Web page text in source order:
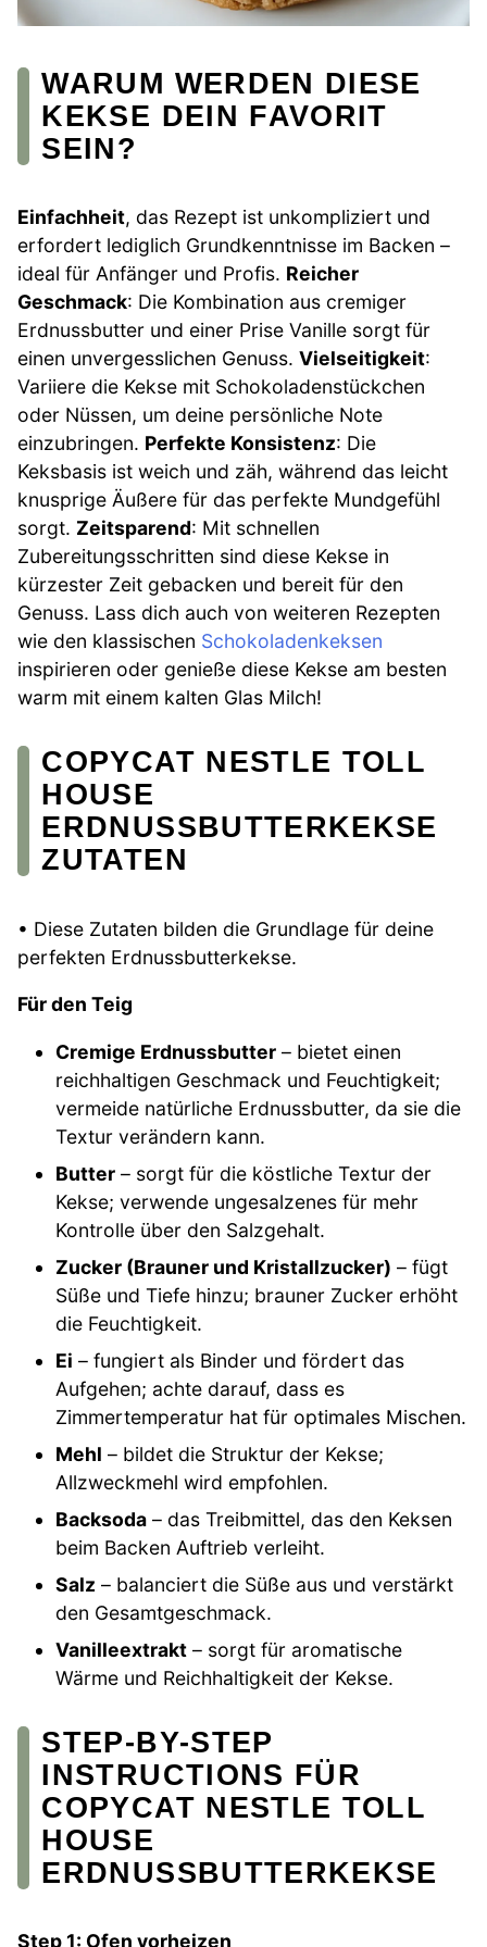
WARUM WERDEN DIESE
KEKSE DEIN FAVORIT
SEIN?
Einfachheit, das Rezept ist unkompliziert und
erfordert lediglich Grundkenntnisse im Backen –
ideal für Anfänger und Profis. Reicher
Geschmack: Die Kombination aus cremiger
Erdnussbutter und einer Prise Vanille sorgt für
einen unvergesslichen Genuss. Vielseitigkeit:
Variiere die Kekse mit Schokoladenstückchen
oder Nüssen, um deine persönliche Note
einzubringen. Perfekte Konsistenz: Die
Keksbasis ist weich und zäh, während das leicht
knusprige Äußere für das perfekte Mundgefühl
sorgt. Zeitsparend: Mit schnellen
Zubereitungsschritten sind diese Kekse in
kürzester Zeit gebacken und bereit für den
Genuss. Lass dich auch von weiteren Rezepten
wie den klassischen Schokoladenkeksen
inspirieren oder genieße diese Kekse am besten
warm mit einem kalten Glas Milch!
COPYCAT NESTLE TOLL
HOUSE
ERDNUSSBUTTERKEKSE
ZUTATEN
• Diese Zutaten bilden die Grundlage für deine
perfekten Erdnussbutterkekse.
Für den Teig
Cremige Erdnussbutter – bietet einen
reichhaltigen Geschmack und Feuchtigkeit;
vermeide natürliche Erdnussbutter, da sie die
Textur verändern kann.
Butter – sorgt für die köstliche Textur der
Kekse; verwende ungesalzenes für mehr
Kontrolle über den Salzgehalt.
Zucker (Brauner und Kristallzucker) – fügt
Süße und Tiefe hinzu; brauner Zucker erhöht
die Feuchtigkeit.
Ei – fungiert als Binder und fördert das
Aufgehen; achte darauf, dass es
Zimmertemperatur hat für optimales Mischen.
Mehl – bildet die Struktur der Kekse;
Allzweckmehl wird empfohlen.
Backsoda – das Treibmittel, das den Keksen
beim Backen Auftrieb verleiht.
Salz – balanciert die Süße aus und verstärkt
den Gesamtgeschmack.
Vanilleextrakt – sorgt für aromatische
Wärme und Reichhaltigkeit der Kekse.
STEP-BY-STEP
INSTRUCTIONS FÜR
COPYCAT NESTLE TOLL
HOUSE
ERDNUSSBUTTERKEKSE
Step 1: Ofen vorheizen